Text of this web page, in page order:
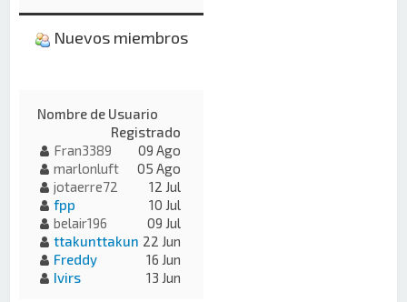
Nuevos miembros
Nombre de Usuario
Registrado
Fran3389
09 Ago
marlonluft
05 Ago
jotaerre72
12 Jul
fpp
10 Jul
belair196
09 Jul
ttakunttakun 22 Jun
Freddy
16 Jun
Ivirs
13 Jun